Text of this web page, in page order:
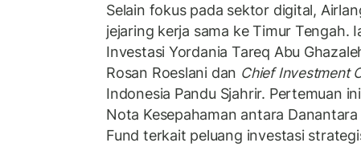
Selain fokus pada sektor digital,
jejaring kerja sama ke Timur Tengah.
Investasi Yordania Tareq Abu
Rosan Roeslani dan Chief Investment
Indonesia Pandu Sjahrir. Pertemuan
Nota Kesepahaman antara
Fund terkait peluang investasi